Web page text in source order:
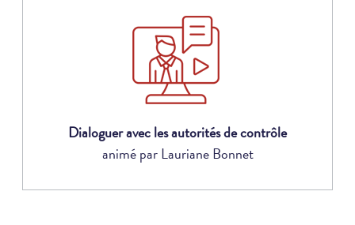
Dialoguer avec les autorités de contrôle
animé par Lauriane Bonnet